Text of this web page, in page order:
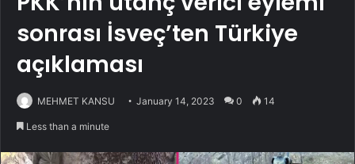
sonrası İsveç’ten Türkiye
açıklaması
MEHMET KANSU January 14, 2023 0 14
Less than a minute